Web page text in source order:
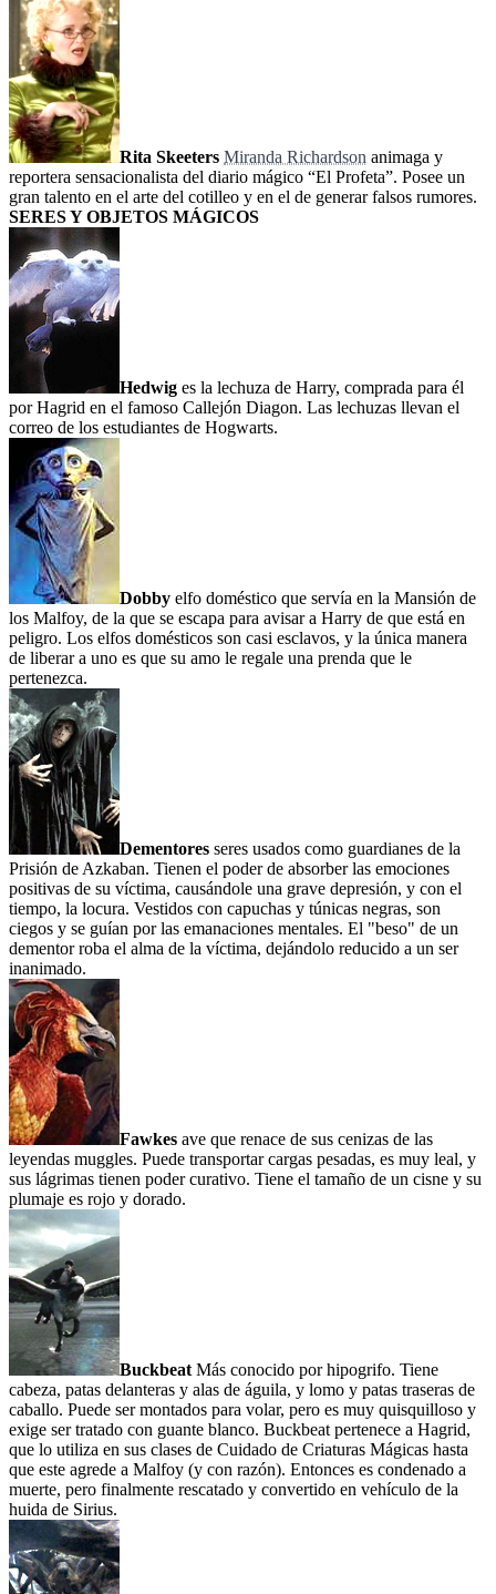
Rita Skeeters Miranda Richardson animaga y
reportera sensacionalista del diario mágico “El Profeta”. Posee un
gran talento en el arte del cotilleo y en el de generar falsos rumores.
SERES Y OBJETOS MÁGICOS
Hedwig es la lechuza de Harry, comprada para él
por Hagrid en el famoso Callejón Diagon. Las lechuzas llevan el
correo de los estudiantes de Hogwarts.
Dobby elfo doméstico que servía en la Mansión de
los Malfoy, de la que se escapa para avisar a Harry de que está en
peligro. Los elfos domésticos son casi esclavos, y la única manera
de liberar a uno es que su amo le regale una prenda que le
pertenezca.
Dementores seres usados como guardianes de la
Prisión de Azkaban. Tienen el poder de absorber las emociones
positivas de su víctima, causándole una grave depresión, y con el
tiempo, la locura. Vestidos con capuchas y túnicas negras, son
ciegos y se guían por las emanaciones mentales. El "beso" de un
dementor roba el alma de la víctima, dejándolo reducido a un ser
inanimado.
Fawkes ave que renace de sus cenizas de las
leyendas muggles. Puede transportar cargas pesadas, es muy leal, y
sus lágrimas tienen poder curativo. Tiene el tamaño de un cisne y su
plumaje es rojo y dorado.
Buckbeat Más conocido por hipogrifo. Tiene
cabeza, patas delanteras y alas de águila, y lomo y patas traseras de
caballo. Puede ser montados para volar, pero es muy quisquilloso y
exige ser tratado con guante blanco. Buckbeat pertenece a Hagrid,
que lo utiliza en sus clases de Cuidado de Criaturas Mágicas hasta
que este agrede a Malfoy (y con razón). Entonces es condenado a
muerte, pero finalmente rescatado y convertido en vehículo de la
huida de Sirius.